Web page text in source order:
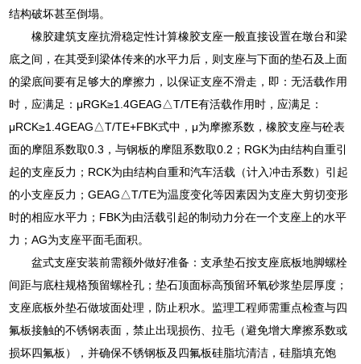
结构破坏甚至倒塌。
橡胶建筑支座抗滑稳定性计算橡胶支座一般直接设置在墩台和梁
底之间，在其受到梁体传来的水平力后，则支座与下面的垫石及上面
的梁底间要有足够大的摩擦力，以保证支座不滑走，即：无活载作用
时，应满足：μRGK≥1.4GEAG△T/TE有活载作用时，应满足：
μRCK≥1.4GEAG△T/TE+FBK式中，μ为摩擦系数，橡胶支座与砼表
面的摩阻系数取0.3，与钢板的摩阻系数取0.2；RGK为由结构自重引
起的支座反力；RCK为由结构自重和汽车活载（计入冲击系数）引起
的小支座反力；GEAG△T/TE为温度变化等因素因为支座大剪切变形
时的相应水平力；FBK为由活载引起的制动力分在一个支座上的水平
力；AG为支座平面毛面积。
盆式支座安装前需额外做好准备：支承垫石按支座底板地脚螺栓
间距与底柱规格预留螺栓孔；垫石顶面标高预留环氧砂浆垫层厚度；
支座底板外垫石做坡面处理，防止积水。监理工程师需重点检查与四
氟板接触的不锈钢表面，禁止出现损伤、拉毛（避免增大摩擦系数或
损坏四氟板），并确保不锈钢板及四氟板硅脂坑清洁，硅脂填充饱